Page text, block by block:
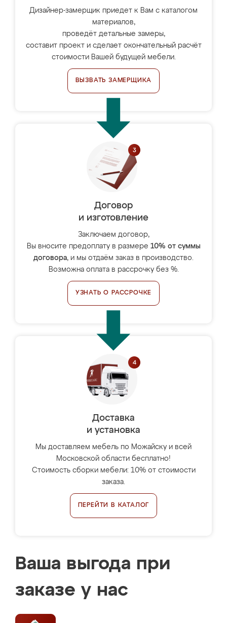
Дизайнер-замерщик приедет к Вам с каталогом
материалов,
проведёт детальные замеры,
составит проект и сделает окончательный расчёт
стоимости Вашей будущей мебели.
ВЫЗВАТЬ ЗАМЕРЩИКА
Договор
и изготовление
Заключаем договор,
Вы вносите предоплату в размере 10% от суммы
договора, и мы отдаём заказ в производство.
Возможна оплата в рассрочку без %.
УЗНАТЬ О РАССРОЧКЕ
Доставка
и установка
Мы доставляем мебель по Можайску и всей
Московской области бесплатно!
Стоимость сборки мебели: 10% от стоимости
заказа.
ПЕРЕЙТИ В КАТАЛОГ
Ваша выгода при
заказе у нас